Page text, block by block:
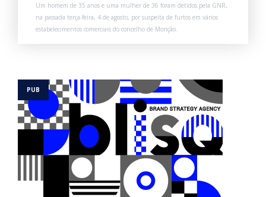
Um homem de 35 anos e uma mulher de 36 foram detidos pela GNR,
na passada terça-feira, 4 de agosto, por suspeita de furtos em vários
estabelecimentos comerciais do concelho de Monção.